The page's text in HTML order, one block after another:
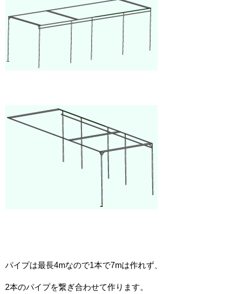
パイプは最長4mなので1本で7mは作れず、
2本のパイプを繋ぎ合わせて作ります。